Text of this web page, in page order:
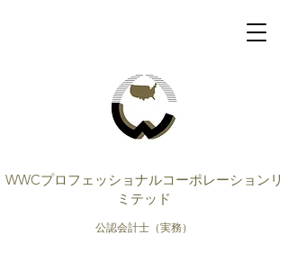
WWCプロフェッショナルコーポレーションリ
ミテッド
公認会計士（実務）